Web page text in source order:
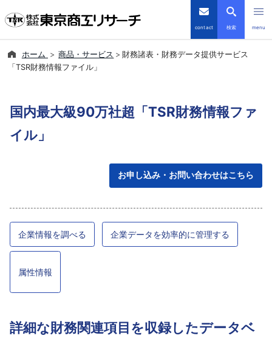
contact 検索 menu
倒産・注目企業情報
会社案内
商品・サービス
よくあるご質問
ホーム 商品・サービス
財務諸表・財務データ提供サービス
「TSR財務情報ファイル」
国内最大級90万社超「TSR財務情報ファ
イル」
お申し込み・お問い合わせはこちら
企業情報を調べる 企業データを効率的に管理する
属性情報
詳細な財務関連項目を収録したデータベ